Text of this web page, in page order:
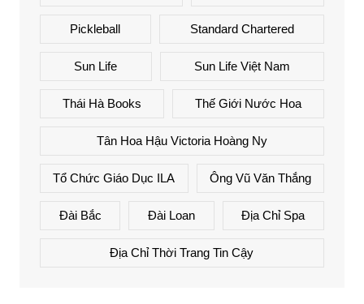
Pickleball Standard Chartered
Sun Life Sun Life Việt Nam
Thái Hà Books Thế Giới Nước Hoa
Tân Hoa Hậu Victoria Hoàng Ny
Tổ Chức Giáo Dục ILA Ông Vũ Văn Thắng
Đài Bắc Đài Loan Địa Chỉ Spa
Địa Chỉ Thời Trang Tin Cậy